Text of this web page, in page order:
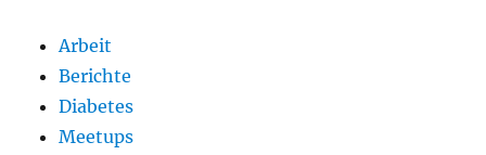
Arbeit
Berichte
Diabetes
Meetups